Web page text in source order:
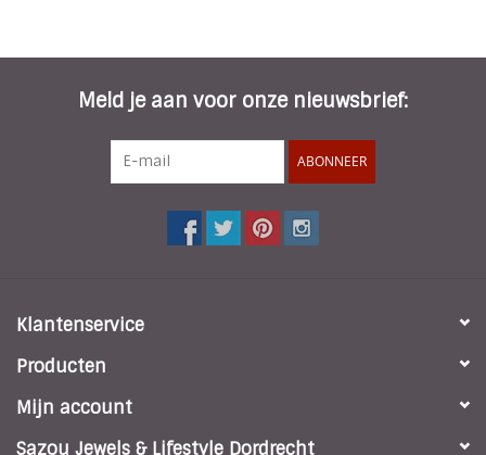
Meld je aan voor onze nieuwsbrief:
ABONNEER
Klantenservice
Producten
Mijn account
Sazou Jewels & Lifestyle Dordrecht